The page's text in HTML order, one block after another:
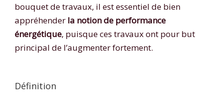
bouquet de travaux, il est essentiel de bien
appréhender la notion de performance
énergétique, puisque ces travaux ont pour but
principal de l’augmenter fortement.
Définition